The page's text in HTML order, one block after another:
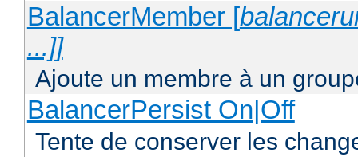
BalancerMember [
...]]
Ajoute un membre à un
BalancerPersist On|Off
Tente de conserver les